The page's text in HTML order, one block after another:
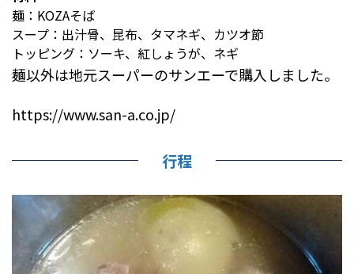
麺：KOZAそば
スープ：出汁骨、昆布、タマネギ、カツオ節
トッピング：ソーキ、紅しょうが、ネギ
麺以外は地元スーパーのサンエーで購入しました。
https://www.san-a.co.jp/
行程